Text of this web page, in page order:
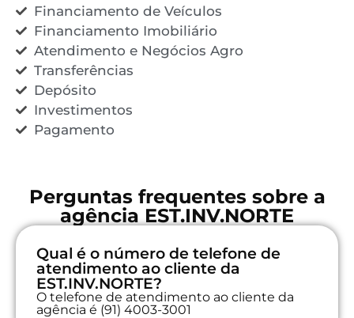
Financiamento de Veículos
Financiamento Imobiliário
Atendimento e Negócios Agro
Transferências
Depósito
Investimentos
Pagamento
Perguntas frequentes sobre a
agência EST.INV.NORTE
Qual é o número de telefone de
atendimento ao cliente da
EST.INV.NORTE?
O telefone de atendimento ao cliente da
agência é (91) 4003-3001